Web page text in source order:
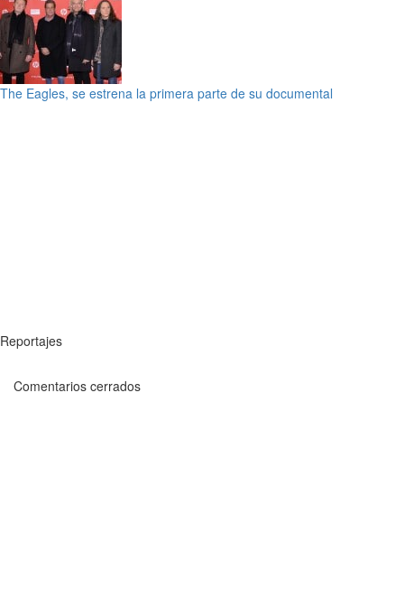
The Eagles, se estrena la primera parte de su documental
Reportajes
Comentarios cerrados